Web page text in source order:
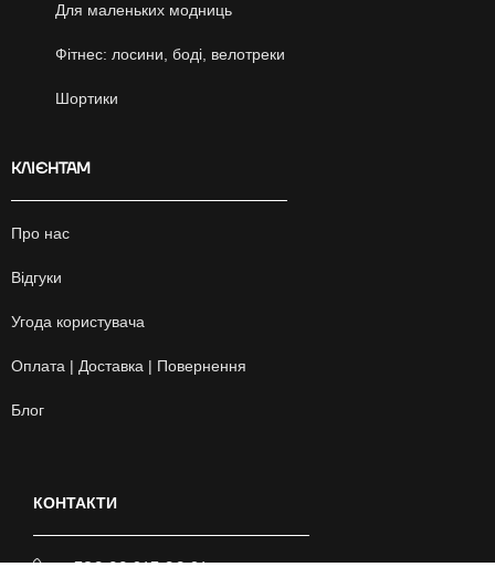
Для маленьких модниць
Фітнес: лосини, боді, велотреки
Шортики
КЛІЄНТАМ
Про нас
Відгуки
Угода користувача
Оплата | Доставка | Повернення
Блог
КОНТАКТИ